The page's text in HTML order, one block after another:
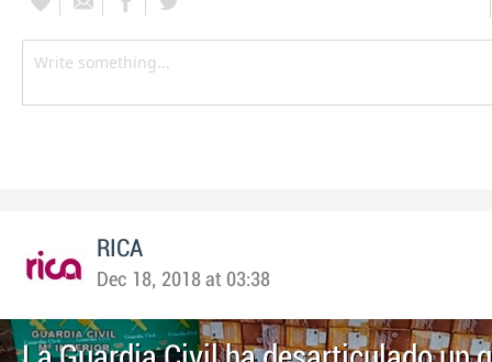
RICA
Dec 18, 2018 at 03:38